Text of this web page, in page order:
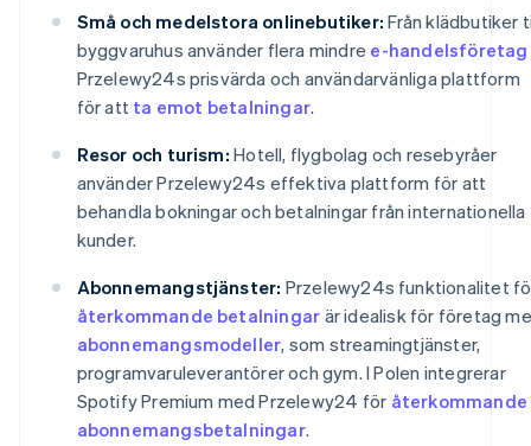
Små och medelstora onlinebutiker: Från klädbutiker
byggvaruhus använder flera mindre e-handelsföretag
Przelewy24s prisvärda och användarvänliga plattform
för att ta emot betalningar.
Resor och turism: Hotell, flygbolag och resebyråer
använder Przelewy24s effektiva plattform för att
behandla bokningar och betalningar från internationella
kunder.
Abonnemangstjänster: Przelewy24s funktionalitet
återkommande betalningar är idealisk för företag
abonnemangsmodeller, som streamingtjänster,
programvaruleverantörer och gym. I Polen integrerar
Spotify Premium med Przelewy24 för återkommande
abonnemangsbetalningar.